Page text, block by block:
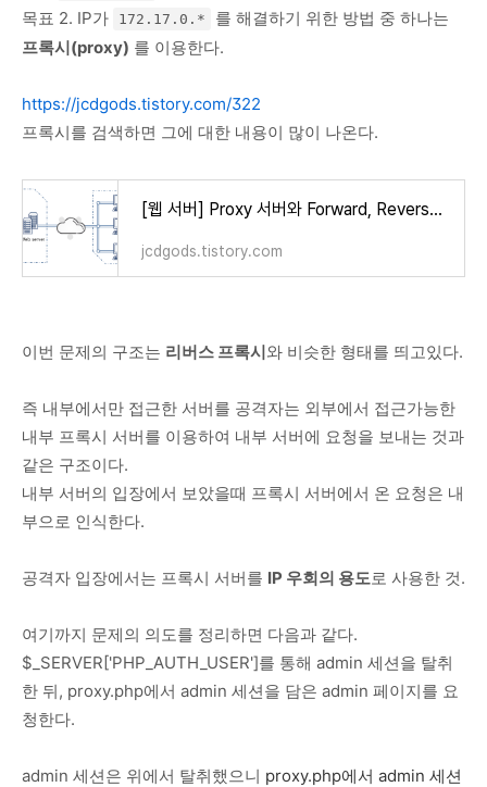
목표 2. IP가
172.17.0.*
를 해결하기 위한 방법 중 하나는
프록시(proxy) 를 이용한다.
https://jcdgods.tistory.com/322
프록시를 검색하면 그에 대한 내용이 많이 나온다.
[웹 서버] Proxy 서버와 Forward, Reverse 프록시
jcdgods.tistory.com
이번 문제의 구조는 리버스 프록시와 비슷한 형태를 띄고있다.
즉 내부에서만 접근한 서버를 공격자는 외부에서 접근가능한
내부 프록시 서버를 이용하여 내부 서버에 요청을 보내는 것과
같은 구조이다.
내부 서버의 입장에서 보았을때 프록시 서버에서 온 요청은 내
부으로 인식한다.
공격자 입장에서는 프록시 서버를 IP 우회의 용도로 사용한 것.
여기까지 문제의 의도를 정리하면 다음과 같다.
$_SERVER['PHP_AUTH_USER']를 통해 admin 세션을 탈취
한 뒤, proxy.php에서 admin 세션을 담은 admin 페이지를 요
청한다.
admin 세션은 위에서 탈취했으니 proxy.php에서 admin 세션